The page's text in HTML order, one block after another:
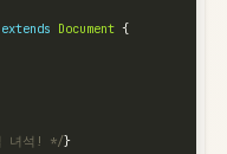
extends Document {
녀석! */}